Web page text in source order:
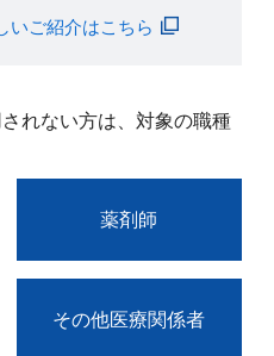
いご紹介はこちら
れない方は、対象の職種
薬剤師
その他医療関係者